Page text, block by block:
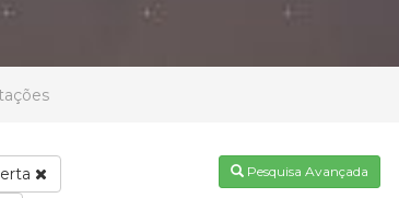
Pesquisa Avançada